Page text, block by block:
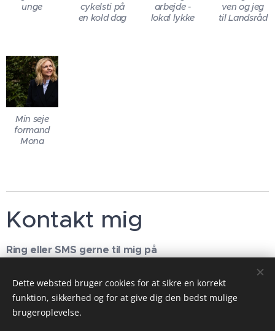
unge
cykelsti på
en kold dag
arbejde -
lokal lykke
ven og jeg
til Landsråd
Min seje
formand
Mona
Kontakt mig
Ring eller SMS gerne til mig på
E-mail
stemlaura@lauraholm.com
Dette websted bruger cookies for at sikre en korrekt
funktion, sikkerhed og for at give dig den bedst mulige
brugeroplevelse.